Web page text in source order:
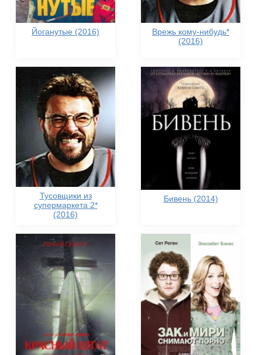
Йоганутые (2016)
Врежь кому-нибудь*
(2016)
Тусовщики из
супермаркета 2*
(2016)
Бивень (2014)